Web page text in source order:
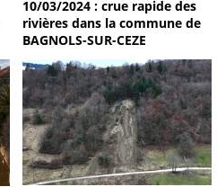
10/03/2024 : crue rapide des
rivières dans la commune de
BAGNOLS-SUR-CEZE